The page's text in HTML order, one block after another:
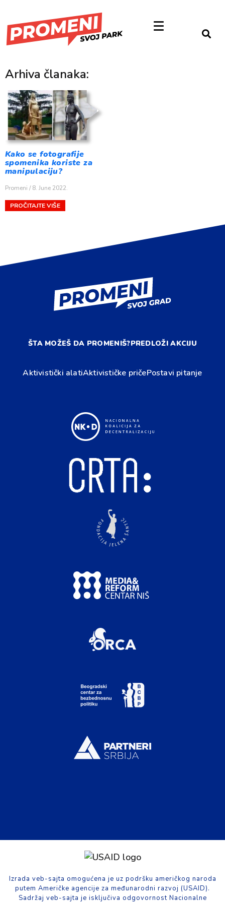
Arhiva članaka:
Kako se fotografije
spomenika koriste za
manipulaciju?
Promeni 8. June 2022.
PROČITAJTE VIŠE
ŠTA MOŽEŠ DA PROMENIŠ?PREDLOŽI AKCIJU
Aktivistički alatiAktivističke pričePostavi pitanje
Izrada veb-sajta omogućena je uz podršku američkog naroda
putem Američke agencije za međunarodni razvoj (USAID).
Sadržaj veb-sajta je isključiva odgovornost Nacionalne